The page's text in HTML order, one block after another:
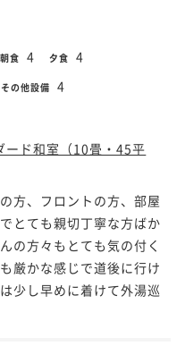
朝食 4 夕食 4
その他設備 4
ード和室（10畳・45平
方、フロントの方、部屋
とても親切丁寧な方ばか
の方々もとても気の付く
厳かな感じで道後に行け
少し早めに着けて外湯巡